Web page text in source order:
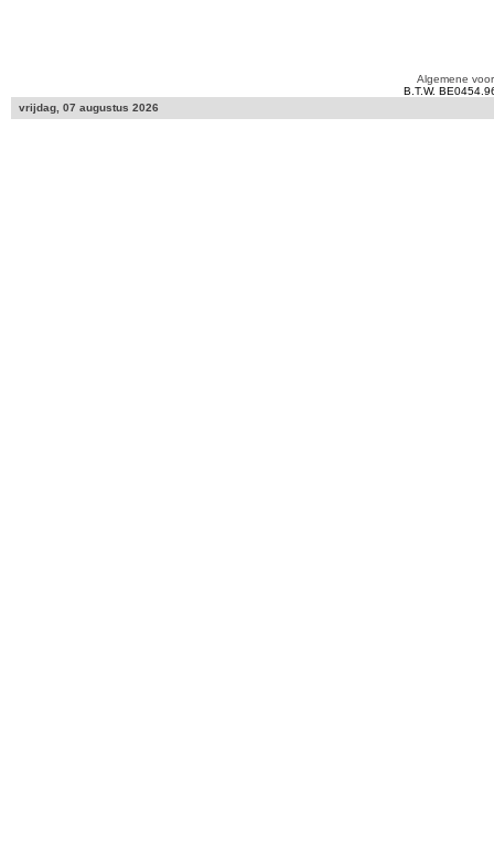
Algemene
B.T.W.
vrijdag, 07 augustus 2026